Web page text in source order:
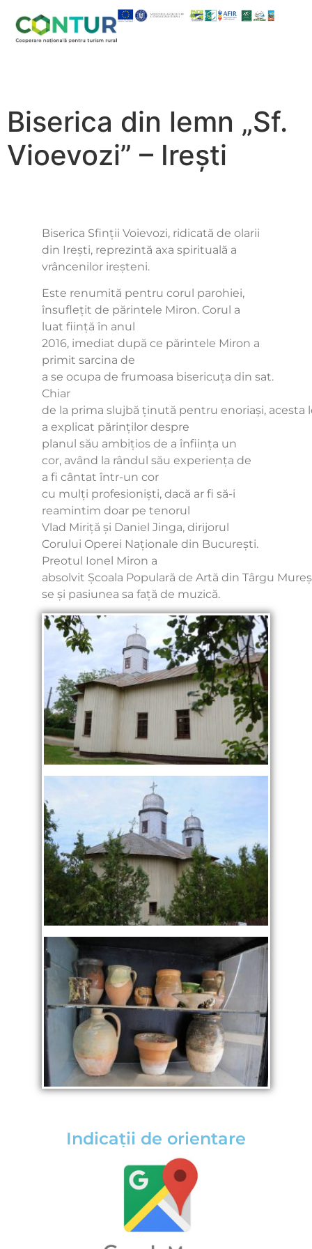
Biserica din lemn „Sf.
Vioevozi” – Irești
Biserica Sfinții Voievozi, ridicată de olarii
din Irești, reprezintă axa spirituală a
vrâncenilor ireșteni.
Este renumită pentru corul parohiei,
însuflețit de părintele Miron. Corul a
luat ființă în anul
2016, imediat după ce părintele Miron a
primit sarcina de
a se ocupa de frumoasa bisericuța din sat.
Chiar
de la prima slujbă ținută pentru enoriași, acesta
a explicat părinților despre
planul său ambițios de a înființa un
cor, având la rândul său experiența de
a fi cântat într-un cor
cu mulți profesioniști, dacă ar fi să-i
reamintim doar pe tenorul
Vlad Miriță și Daniel Jinga, dirijorul
Corului Operei Naționale din București.
Preotul Ionel Miron a
absolvit Școala Populară de Artă din Târgu
se și pasiunea sa față de muzică.
Indicații de orientare